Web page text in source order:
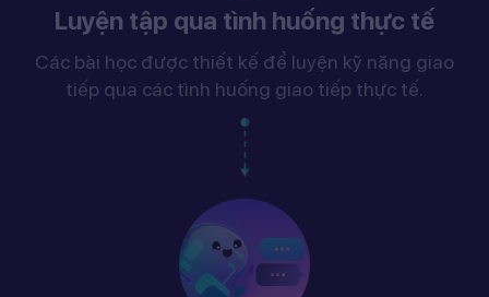
Luyện tập qua tình huống thực tế
Các bài học được thiết kế để luyện kỹ năng giao
tiếp qua các tình huống giao tiếp thực tế.